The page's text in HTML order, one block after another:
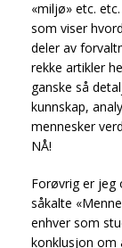
«miljø» etc.
som viser
deler av
rekke artikler
ganske så
kunnskap,
mennesker
NÅ!
Forøvrig er jeg
såkalte
enhver som
konklusjon om